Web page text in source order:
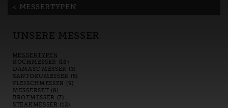
MESSERTYPEN
UNSERE MESSER
MESSERTYPEN
KOCHMESSER (18)
DAMAST MESSER (3)
SANTOKUMESSER (5)
FLEISCHMESSER (9)
MESSERSET (8)
BROTMESSER (7)
STEAKMESSER (12)